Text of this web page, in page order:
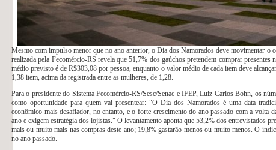
Mesmo com impulso menor que no ano anterior, o Dia dos Namorados deve movimentar o
realizada pela Fecomércio-RS revela que 51,7% dos gaúchos pretendem comprar
médio previsto é de R$303,08 por pessoa, enquanto o valor médio de cada item deve
1,38 item, acima da registrada entre as mulheres, de 1,28.
Para o presidente do Sistema Fecomércio-RS/Sesc/Senac e IFEP, Luiz Carlos Bohn, os
como oportunidade para quem vai presentear: "O Dia dos Namorados é uma data
econômico mais desafiador, no entanto, e o forte crescimento do ano passado com a volta
ano e exigem estratégia dos lojistas." O levantamento aponta que 53,2% dos entrevistados
mais ou muito mais nas compras deste ano; 19,8% gastarão menos ou muito menos. O
no ano passado.